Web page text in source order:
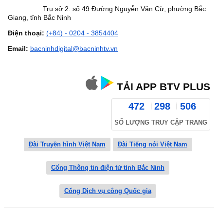
Trụ sở 2: số 49 Đường Nguyễn Văn Cừ, phường Bắc
Giang, tỉnh Bắc Ninh
Điện thoại: (+84) - 0204 - 3854404
Email: bacninhdigital@bacninhtv.vn
TẢI APP BTV PLUS
472 298 506
SỐ LƯỢNG TRUY CẬP TRANG
Đài Truyền hình Việt Nam Đài Tiếng nói Việt Nam
Cổng Thông tin điện tử tỉnh Bắc Ninh
Cổng Dịch vụ công Quốc gia